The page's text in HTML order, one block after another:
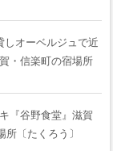
しオーベルジュで近
・信楽町の宿場所
『谷野食堂』滋賀
〔たくろう〕